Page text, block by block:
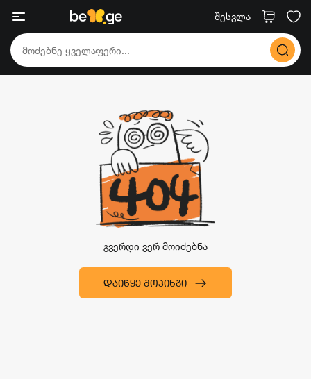
შესვლა
გვერდი ვერ მოიძებნა
ᲓᲐᲘᲬᲧᲔ ᲨᲝᲞᲘᲜᲒᲘ